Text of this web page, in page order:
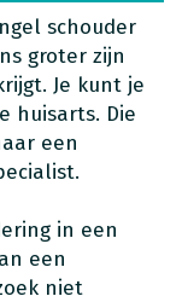
schouder
groter zijn
Je kunt je
huisarts. Die
een
in een
een
niet